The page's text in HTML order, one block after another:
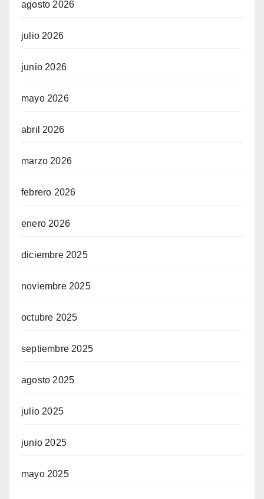
agosto 2026
julio 2026
junio 2026
mayo 2026
abril 2026
marzo 2026
febrero 2026
enero 2026
diciembre 2025
noviembre 2025
octubre 2025
septiembre 2025
agosto 2025
julio 2025
junio 2025
mayo 2025